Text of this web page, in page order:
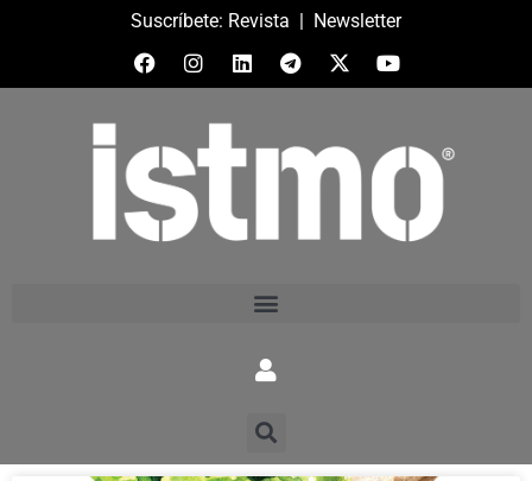
Suscríbete: Revista | Newsletter